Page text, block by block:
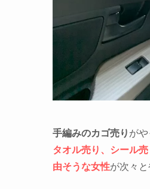
手編みのカゴ売り がや
タオル売り、シール
由そうな女性が次々と